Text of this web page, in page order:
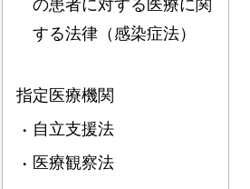
の患者に対する医療に関
する法律（感染症法）
指定医療機関
自立支援法
医療観察法